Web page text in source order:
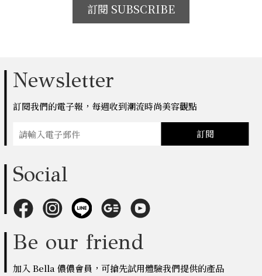
訂閱 SUBSCRIBE
Newsletter
訂閱我們的電子報，每週收到潮流時尚美容觀點
訂閱
Social
Be our friend
加入 Bella 儂儂會員，可搶先試用體驗我們提供的產品